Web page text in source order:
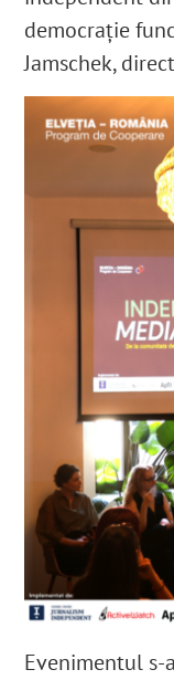
democrație
Jamschek,
Evenimentul s-